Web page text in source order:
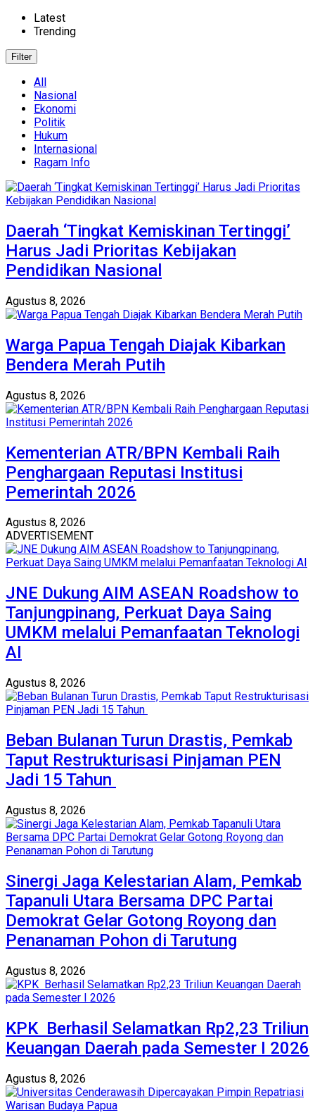
Latest
Trending
Filter
All
Nasional
Ekonomi
Politik
Hukum
Internasional
Ragam Info
Daerah ‘Tingkat Kemiskinan Tertinggi’
Harus Jadi Prioritas Kebijakan
Pendidikan Nasional
Agustus 8, 2026
Warga Papua Tengah Diajak Kibarkan
Bendera Merah Putih
Agustus 8, 2026
Kementerian ATR/BPN Kembali Raih
Penghargaan Reputasi Institusi
Pemerintah 2026
Agustus 8, 2026
ADVERTISEMENT
JNE Dukung AIM ASEAN Roadshow to
Tanjungpinang, Perkuat Daya Saing
UMKM melalui Pemanfaatan Teknologi
AI
Agustus 8, 2026
Beban Bulanan Turun Drastis, Pemkab
Taput Restrukturisasi Pinjaman PEN
Jadi 15 Tahun‎ ‎
Agustus 8, 2026
Sinergi Jaga Kelestarian Alam, Pemkab
Tapanuli Utara Bersama DPC Partai
Demokrat Gelar Gotong Royong dan
Penanaman Pohon di Tarutung
Agustus 8, 2026
KPK Berhasil Selamatkan Rp2,23 Triliun
Keuangan Daerah pada Semester I 2026
Agustus 8, 2026